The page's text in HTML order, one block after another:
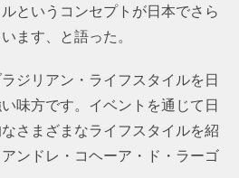
というコンセプトが日本でさら
ます、と語った。
ジリアン・ライフスタイルを日
味方です。イベントを通じて日
さまざまなライフスタイルを紹
ンドレ・コヘーア・ド・ラーゴ